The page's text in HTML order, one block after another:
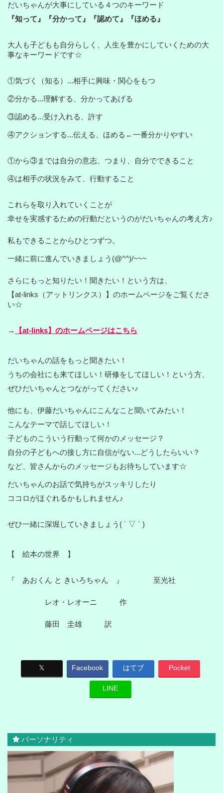
だいちゃんが大事にしている４つのキーワード
『知って』『分かって』『認めて』『ほめる』
大人も子どもも自分らしく、人生を豊かにしていくための大
事なキーワードです☆
①気づく（知る） ...相手に興味・関心をもつ
②分かる...理解する、分かってあげる
③認める...受け入れる、許す
④アクションする...伝える、ほめる←一番分かりやすい
①から③までは自分の意志、つまり、自分でできること
④は相手の状況をみて、行動すること
これらを取り入れていくことが
幸せを実感するための行動だというのがだいちゃんの考え方♪
私もできることからひとつずつ。
一緒に前に進んでいきましょう(@^^)/~~~
さらにもっと知りたい！聞きたい！という方は、
【at-links（アットリンクス）】のホームページをご覧くださ
い☆
→ 【at-links】のホームページはこちら
だいちゃんの話をもっと聞きたい！
うちの会社にも来てほしい！研修をしてほしい！という方、
ぜひだいちゃんとつながってください♪
他にも、伊藤だいちゃんにこんなこと聞いてみたい！
こんなテーマで話してほしい！
子どものこういう行動って何かのメッセージ？
自分の子どもへの接し方に自信がない...どうしたらいい？
など、皆さんからのメッセージもお待ちしています☆
だいちゃんのお話で気持ちがスッキリしたり
ココロがほぐれるかもしれません♪
ぜひ一緒に深堀していきましょう( ´ ▽ ` )
【 絵本の世界 】
『 あおくん と きいろちゃん 』 至光社
レオ・レオーニ 作
藤田 圭雄 訳
𝕏 Facebook はてブ Pocket
LINE
パーソナリティ